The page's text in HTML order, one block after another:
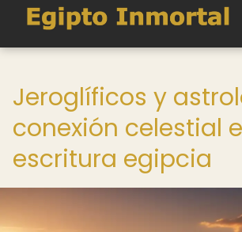
Jeroglíficos y
conexión celestial
escritura egipcia